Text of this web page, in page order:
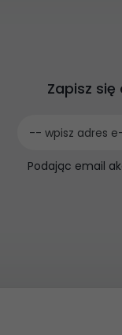
Zapisz
-- wpisz adres
Podając email